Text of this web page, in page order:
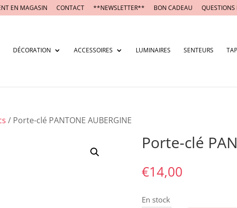
EN MAGASIN CONTACT **NEWSLETTER** BON CADEAU QUESTIONS
DÉCORATION ACCESSOIRES LUMINAIRES SENTEURS
/ Porte-clé PANTONE AUBERGINE
Porte-clé
€14,00
En stock